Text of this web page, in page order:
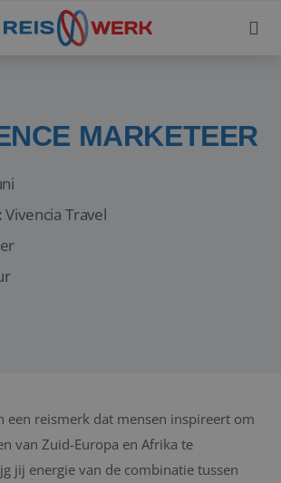
MARKETEER
Vivencia Travel
een reismerk dat mensen inspireert om
van Zuid-Europa en Afrika te
jij energie van de combinatie tussen